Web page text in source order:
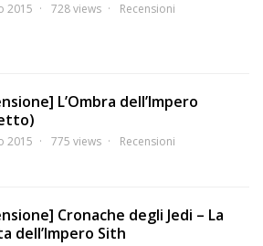
2015 728 views Recensioni
L’Ombra dell’Impero
2015 775 views Recensioni
Cronache degli Jedi – La
dell’Impero Sith